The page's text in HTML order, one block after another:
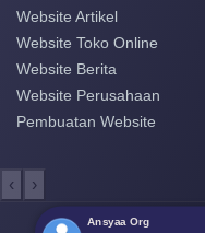
Website Artikel
Website Toko Online
Website Berita
Website Perusahaan
Pembuatan Website
‹ ›
Ansyaa Org